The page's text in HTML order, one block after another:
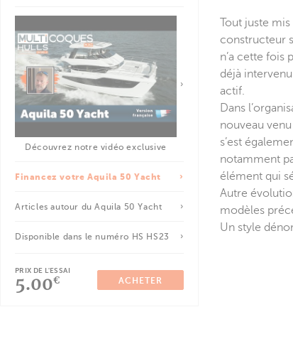
Découvrez notre vidéo exclusive
Financez votre Aquila 50 Yacht
Articles autour du Aquila 50 Yacht
Disponible dans le numéro HS HS23
PRIX DE L'ESSAI
5.00€ ACHETER
Tout juste
constructeur
n’a cette fois
déjà
actif.
Dans
nouveau
s’est
notamment
élément qui
Autre
modèles
Un style